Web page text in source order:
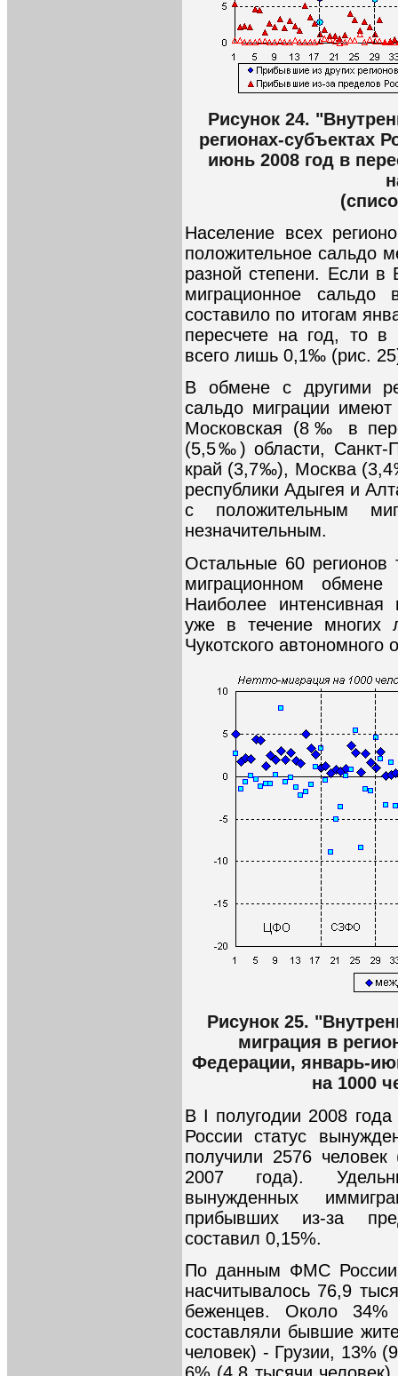
Рисунок 24.
регионах-субъектах
июнь 2008 год в
Население всех
положительное сальдо
разной степени. Если в
миграционное
составило по итогам
пересчете на год, то в
всего лишь 0,1‰ (рис.
В обмене с другими
сальдо миграции
Московская (8‰ в
(5,5‰) области, Санкт-
край (3,7‰), Москва
республики Адыгея и
с положительным
незначительным.
Остальные 60 регионов
миграционном
Наиболее интенсивная
уже в течение многих
Чукотского автономного
Рисунок 25.
миграция в
Федерации, январь-
на 1000
В I полугодии 2008
России статус
получили 2576
2007 года).
вынужденных
прибывших из-за
составил 0,15%.
По данным ФМС
насчитывалось 76,9
беженцев. Около
составляли бывшие
человек) - Грузии, 13%